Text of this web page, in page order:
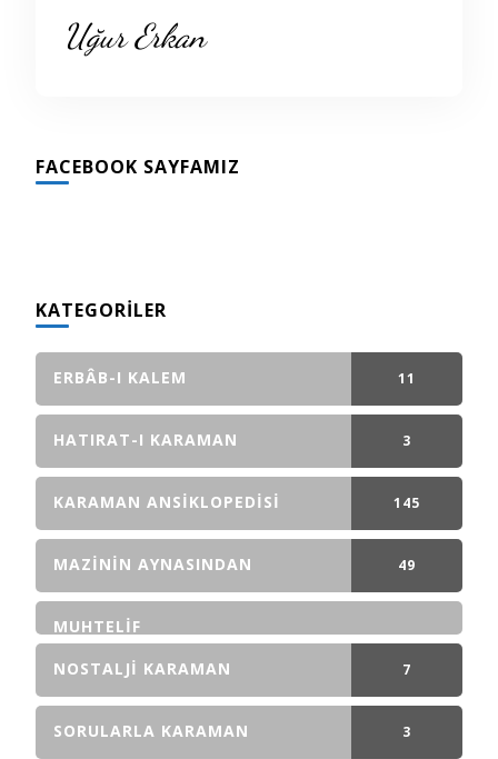
Uğur Erkan
FACEBOOK SAYFAMIZ
KATEGORILER
ERBÂB-I KALEM 11
GÖNDERI(LER)
HATIRAT-I KARAMAN 3
GÖNDERI(LER)
KARAMAN ANSIKLOPEDISI 145
GÖNDERI(LER)
MAZININ AYNASINDAN 49
MUHTELIF
NOSTALJI KARAMAN
7
GÖNDERI(LER)
SORULARLA KARAMAN 3